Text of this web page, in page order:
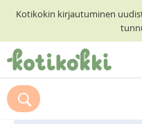
Kotikokin kirjautuminen
ETUSIVU
RESEPTIHAKU
Suosittelemme myös